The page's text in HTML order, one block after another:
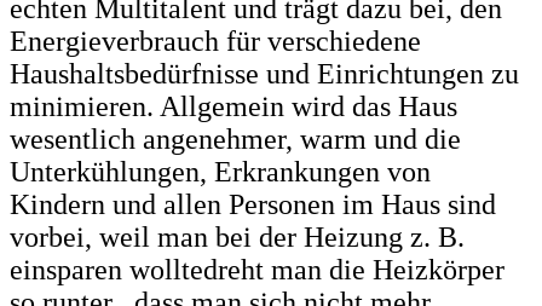
echten Multitalent und trägt dazu bei, den
Energieverbrauch für verschiedene
Haushaltsbedürfnisse und Einrichtungen zu
minimieren. Allgemein wird das Haus
wesentlich angenehmer, warm und die
Unterkühlungen, Erkrankungen von
Kindern und allen Personen im Haus sind
vorbei, weil man bei der Heizung z. B.
einsparen wolltedreht man die Heizkörper